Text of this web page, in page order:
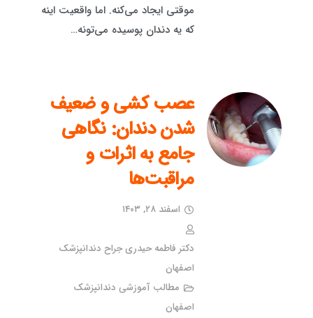
موقتی ایجاد می‌کنه. اما واقعیت اینه
که یه دندان پوسیده می‌تونه…
عصب کشی و ضعیف
شدن دندان: نگاهی
جامع به اثرات و
مراقبت‌ها
اسفند ۲۸, ۱۴۰۳
دکتر فاطمه حیدری جراح دندانپزشک
اصفهان
مطالب آموزشی دندانپزشک
اصفهان